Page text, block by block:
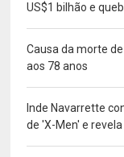
US$1 bilhão e
Causa da morte
aos 78 anos
Inde Navarrette
de 'X-Men' e